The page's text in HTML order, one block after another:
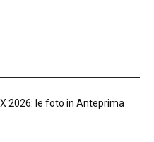
2026: le foto in Anteprima